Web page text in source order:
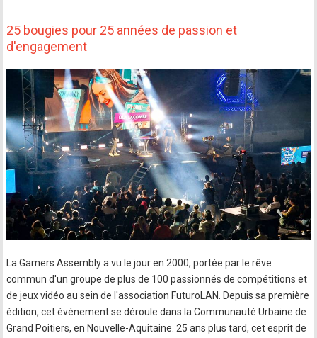
25 bougies pour 25 années de passion et
d'engagement
La Gamers Assembly a vu le jour en 2000, portée par le rêve
commun d'un groupe de plus de 100 passionnés de compétitions et
de jeux vidéo au sein de l'association FuturoLAN. Depuis sa première
édition, cet événement se déroule dans la Communauté Urbaine de
Grand Poitiers, en Nouvelle-Aquitaine. 25 ans plus tard, cet esprit de